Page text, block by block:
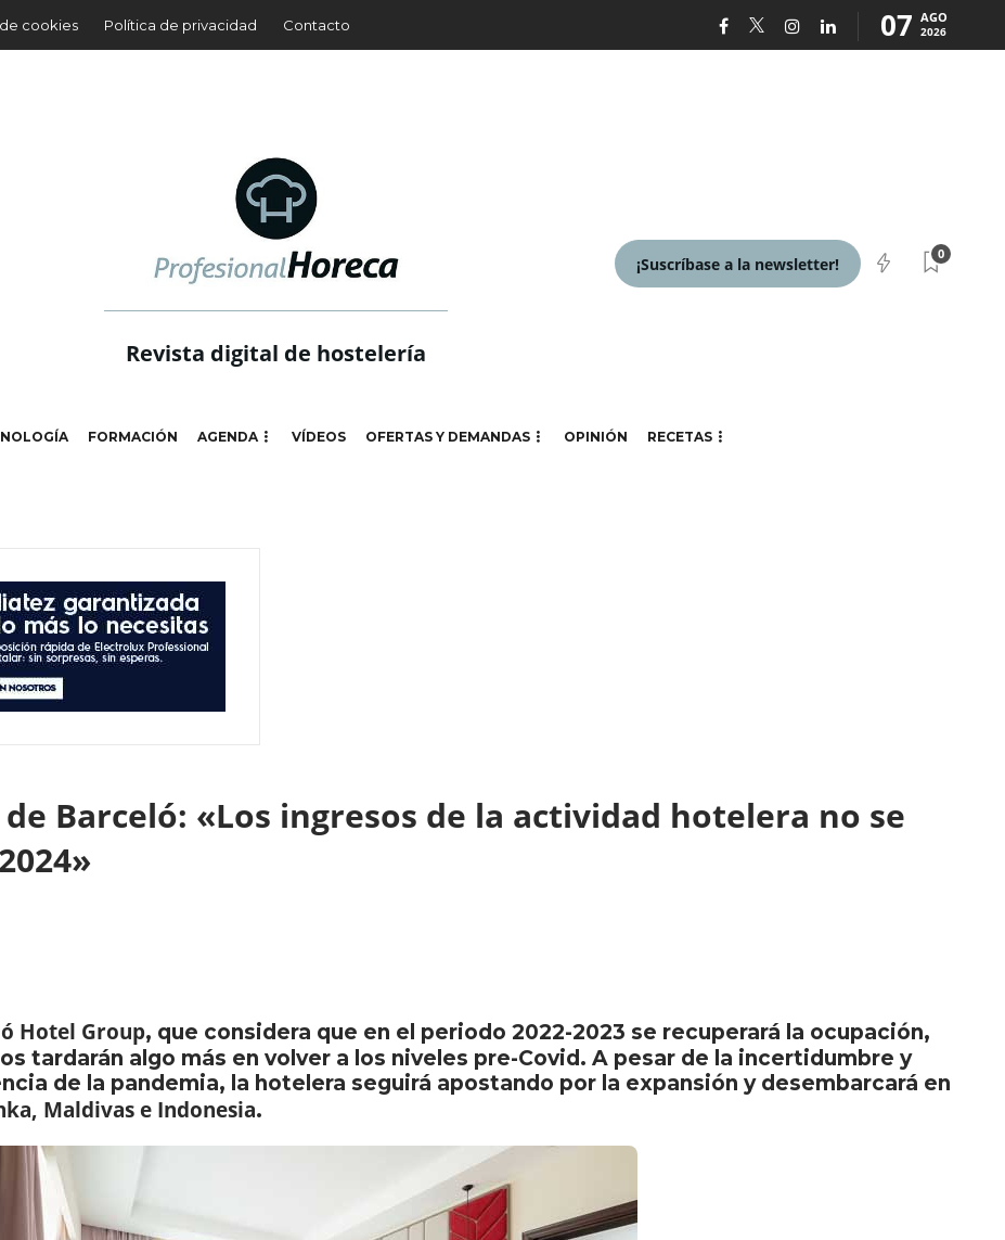
cookies Política de privacidad Contacto 07 AGO
2026
Revista digital de hostelería
¡Suscríbase a la newsletter!
0
FORMACIÓN AGENDA VÍDEOS OFERTAS Y DEMANDAS OPINIÓN RECETAS
de Barceló: «Los ingresos de la actividad hotelera no se
Hotel Group, que considera que en el periodo 2022-2023 se recuperará la ocupación,
tardarán algo más en volver a los niveles pre-Covid. A pesar de la incertidumbre y
de la pandemia, la hotelera seguirá apostando por la expansión y desembarcará en
Maldivas e Indonesia.